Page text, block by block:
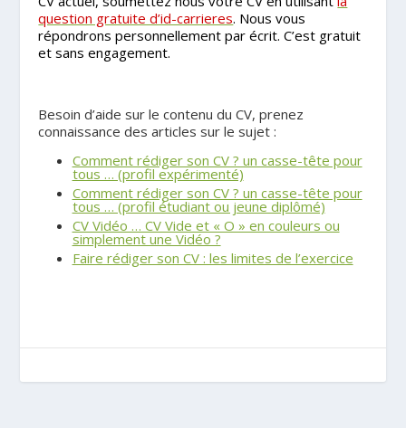
question gratuite d’id-carrieres. Nous vous
répondrons personnellement par écrit. C’est gratuit
et sans engagement.
Besoin d’aide sur le contenu du CV, prenez
connaissance des articles sur le sujet :
Comment rédiger son CV ? un casse-tête pour
tous … (profil expérimenté)
Comment rédiger son CV ? un casse-tête pour
tous … (profil étudiant ou jeune diplômé)
CV Vidéo … CV Vide et « O » en couleurs ou
simplement une Vidéo ?
Faire rédiger son CV : les limites de l’exercice